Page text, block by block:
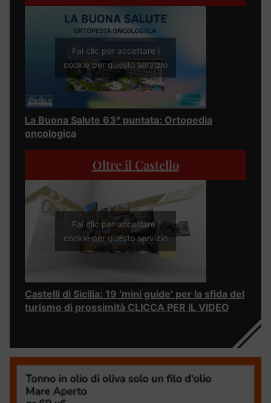
Fai clic per accettare i
cookie per questo servizio
La Buona Salute 63° puntata: Ortopedia
oncologica
Oltre il Castello
Fai clic per accettare i
cookie per questo servizio
Castelli di Sicilia: 19 ‘mini guide’ per la sfida del
turismo di prossimità CLICCA PER IL VIDEO